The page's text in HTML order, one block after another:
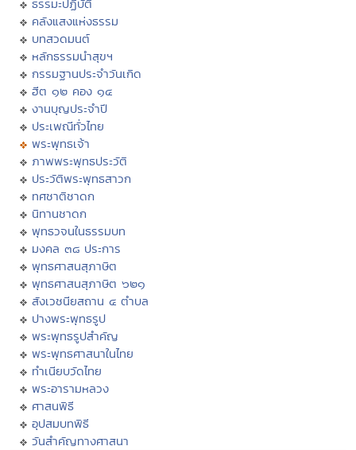
คลังแสงแห่งธรรม
บทสวดมนต์
หลักธรรมนำสุขฯ
กรรมฐานประจำวันเกิด
ฮีต ๑๒ คอง ๑๔
งานบุญประจำปี
ประเพณีทั่วไทย
พระพุทธเจ้า
ภาพพระพุทธประวัติ
ประวัติพระพุทธสาวก
ทศชาติชาดก
นิทานชาดก
พุทธวจนในธรรมบท
มงคล ๓๘ ประการ
พุทธศาสนสุภาษิต
พุทธศาสนสุภาษิต ๖๒๑
สังเวชนียสถาน ๔ ตำบล
ปางพระพุทธรูป
พระพุทธรูปสำคัญ
พระพุทธศาสนาในไทย
ทำเนียบวัดไทย
พระอารามหลวง
ศาสนพิธี
อุปสมบทพิธี
วันสำคัญทางศาสนา